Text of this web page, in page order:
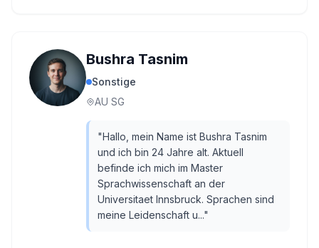
Bushra Tasnim
Sonstige
AU SG
"Hallo, mein Name ist Bushra Tasnim
und ich bin 24 Jahre alt. Aktuell
befinde ich mich im Master
Sprachwissenschaft an der
Universitaet Innsbruck. Sprachen sind
meine Leidenschaft u..."